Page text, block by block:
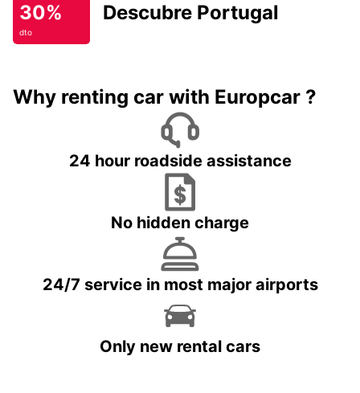
30%
dto
Descubre Portugal
Why renting car with Europcar ?
24 hour roadside assistance
No hidden charge
24/7 service in most major airports
Only new rental cars